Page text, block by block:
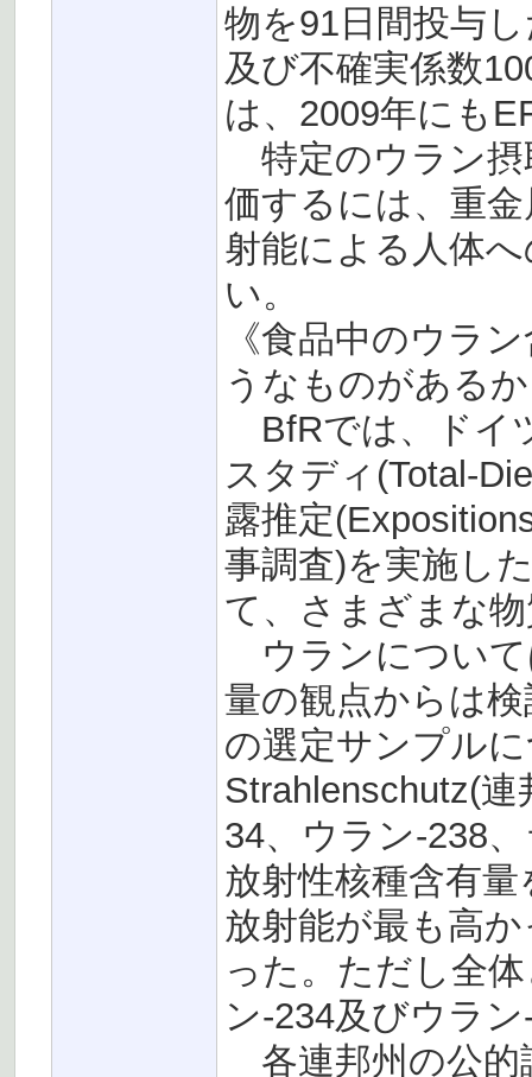
物を91日間投与
及び不確実係数
は、2009年にも
特定のウラン摂
価するには、重
射能による人体
い。
《食品中のウラ
うなものがある
BfRでは、ドイ
スタディ(Total-
露推定
事調査)を実施し
て、さまざまな
ウランについて
量の観点からは
の選定サンプル
Strahlenschutz(
34、ウラン-238
放射性核種含有
放射能が最も高
った。ただし全
ン-234及びウラ
各連邦州の公的